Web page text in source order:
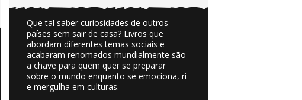
Que tal saber curiosidades de outros
países sem sair de casa? Livros que
abordam diferentes temas sociais e
acabaram renomados mundialmente são
a chave para quem quer se preparar
sobre o mundo enquanto se emociona, ri
e mergulha em culturas.